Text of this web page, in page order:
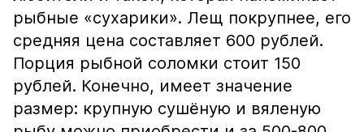
рыбные «сухарики». Лещ покрупнее, его
средняя цена составляет 600 рублей.
Порция рыбной соломки стоит 150
рублей. Конечно, имеет значение
размер: крупную сушёную и вяленую